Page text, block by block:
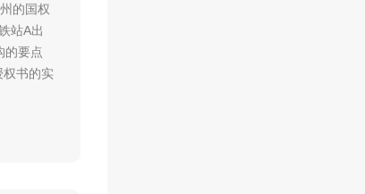
的国权
站A出
的要点
书的实